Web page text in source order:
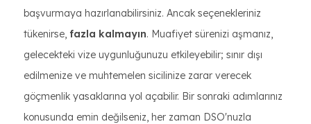
başvurmaya hazırlanabilirsiniz. Ancak seçenekleriniz
tükenirse, fazla kalmayın. Muafiyet sürenizi aşmanız,
gelecekteki vize uygunluğunuzu etkileyebilir; sınır dışı
edilmenize ve muhtemelen sicilinize zarar verecek
göçmenlik yasaklarına yol açabilir. Bir sonraki adımlarınız
konusunda emin değilseniz, her zaman DSO'nuzla